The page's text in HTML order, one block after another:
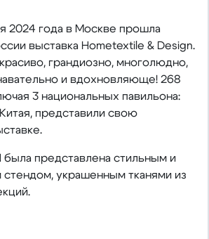
2024 года в Москве прошла
выставка Hometextile & Design.
грандиозно, многолюдно,
и вдохновляюще! 268
3 национальных павильона:
представили свою
была представлена стильным и
украшенным тканями из